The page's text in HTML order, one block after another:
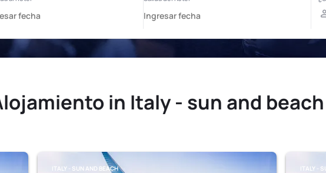
in Italy - sun and beach
ITALY - SUN AND BEACH ITALY -